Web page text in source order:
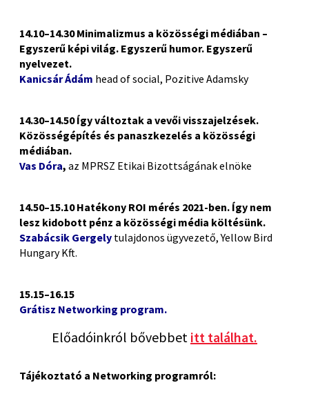
14.10–14.30 Minimalizmus a közösségi médiában –
Egyszerű képi világ. Egyszerű humor. Egyszerű
nyelvezet.
Kanicsár Ádám head of social, Pozitive Adamsky
14.30–14.50 Így változtak a vevői visszajelzések.
Közösségépítés és panaszkezelés a közösségi
médiában.
Vas Dóra, az MPRSZ Etikai Bizottságának elnöke
14.50–15.10 Hatékony ROI mérés 2021-ben. Így nem
lesz kidobott pénz a közösségi média költésünk.
Szabácsik Gergely tulajdonos ügyvezető, Yellow Bird
Hungary Kft.
15.15–16.15
Grátisz Networking program.
Előadóinkról bővebbet itt találhat.
Tájékoztató a Networking programról: